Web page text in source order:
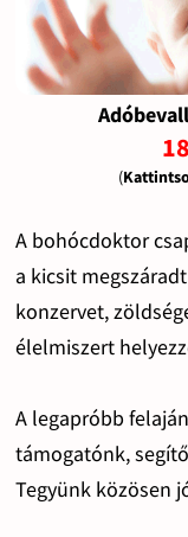
(
A bohócdoktor
a kicsit
konzervet,
élelmiszert
A legapróbb
támogatónk,
Tegyünk közösen